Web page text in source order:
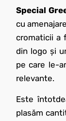
Special
cu
cromaticii a
din logo și
pe care le-
relevante.
Este
plasăm